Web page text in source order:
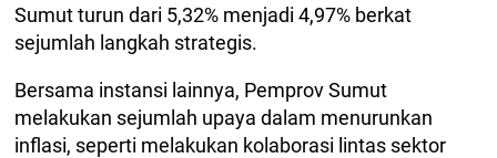
Sumut turun dari 5,32% menjadi 4,97% berkat
sejumlah langkah strategis.
Bersama instansi lainnya, Pemprov Sumut
melakukan sejumlah upaya dalam menurunkan
inflasi, seperti melakukan kolaborasi lintas sektor